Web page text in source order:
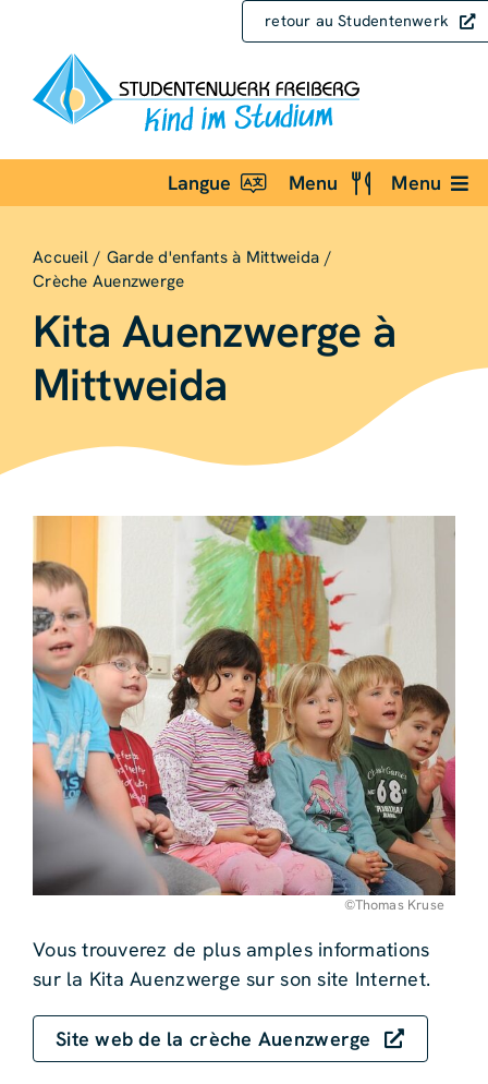
content
retour au Studentenwerk
Langue Menu Menu
Accueil
Garde d'enfants à Mittweida
Crèche Auenzwerge
Kita Auenzwerge à
Mittweida
©Thomas Kruse
Vous trouverez de plus amples informations
sur la Kita Auenzwerge sur son site Internet.
Site web de la crèche Auenzwerge